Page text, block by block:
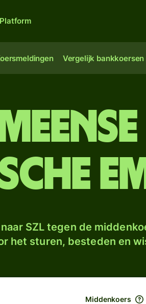
Platform
Vergelijk bankkoersen
SZL tegen de
het sturen, besteden en
Middenkoers